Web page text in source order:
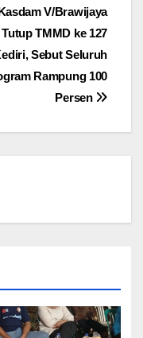
V/Brawijaya
TMMD ke 127
Sebut Seluruh
Rampung 100
Persen